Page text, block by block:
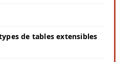
de tables extensibles